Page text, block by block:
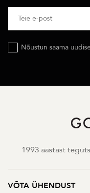
Nõustun saama
1993 aastast
VÕTA ÜHENDUST